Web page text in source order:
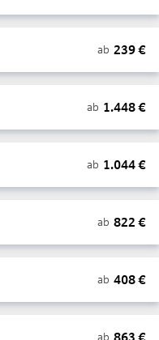
ab 239€
ab 1.448€
ab 1.044€
ab 822 €
ab 408€
ab 863 €